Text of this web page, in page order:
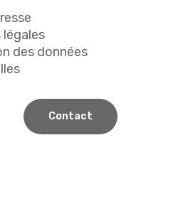
légales
des données
Contact